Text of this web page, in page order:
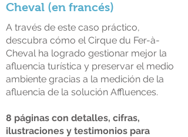
Cheval (en francés)
A través de este caso práctico,
descubra cómo el Cirque du Fer-à-
Cheval ha logrado gestionar mejor la
afluencia turística y preservar el medio
ambiente gracias a la medición de la
afluencia de la solución Affluences.
8 páginas con detalles, cifras,
ilustraciones y testimonios para